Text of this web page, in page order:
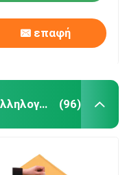
επαφή
Χονδρό φυσαλίδας λίστες αλληλογραφίας (96)